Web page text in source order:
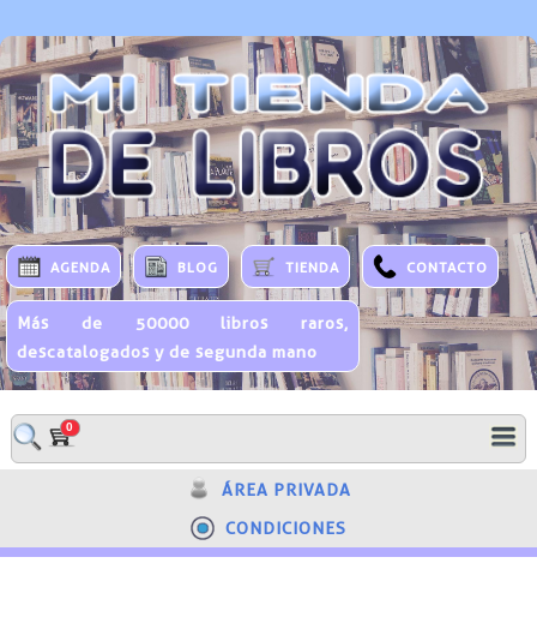
AGENDA BLOG TIENDA CONTACTO
Más de 50000 libros raros,
descatalogados y de segunda mano
0
ÁREA PRIVADA
CONDICIONES